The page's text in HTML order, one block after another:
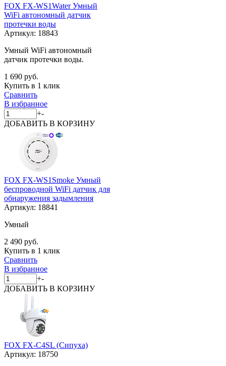
FOX FX-WS1Water Умный
WiFi автономный датчик
протечки воды
Артикул: 18843
Умный WiFi автономный
датчик протечки воды.
1 690 руб.
Купить в 1 клик
Сравнить
В избранное
+-
ДОБАВИТЬ В КОРЗИНУ
FOX FX-WS1Smoke Умный
беспроводной WiFi датчик для
обнаружения задымления
Артикул: 18841
Умный
2 490 руб.
Купить в 1 клик
Сравнить
В избранное
+-
ДОБАВИТЬ В КОРЗИНУ
FOX FX-C4SL (Сипуха)
Артикул: 18750